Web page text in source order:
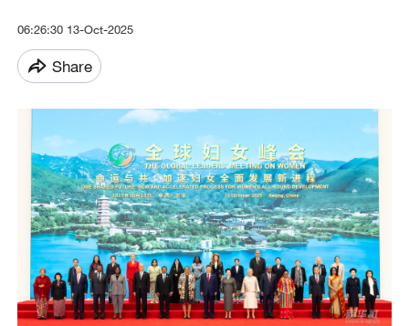
06:26:30 13-Oct-2025
Share